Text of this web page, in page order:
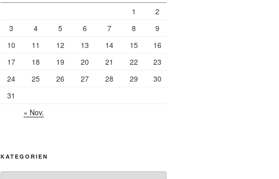
1
2
3
4 5 6 7 8
9
10
11 12 13 14 15
16
17
18 19 20 21 22
23
24
25 26 27 28 29
30
31
« Nov.
KATEGORIEN